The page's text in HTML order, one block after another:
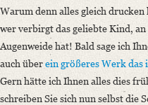
Warum denn alles gleich drucken
wer verbirgt das geliebte Kind, an
Augenweide hat! Bald sage ich
auch überein größeres Werk das
Gern hätte ich Ihnen alles dies
schreiben Sie sich nun selbst die